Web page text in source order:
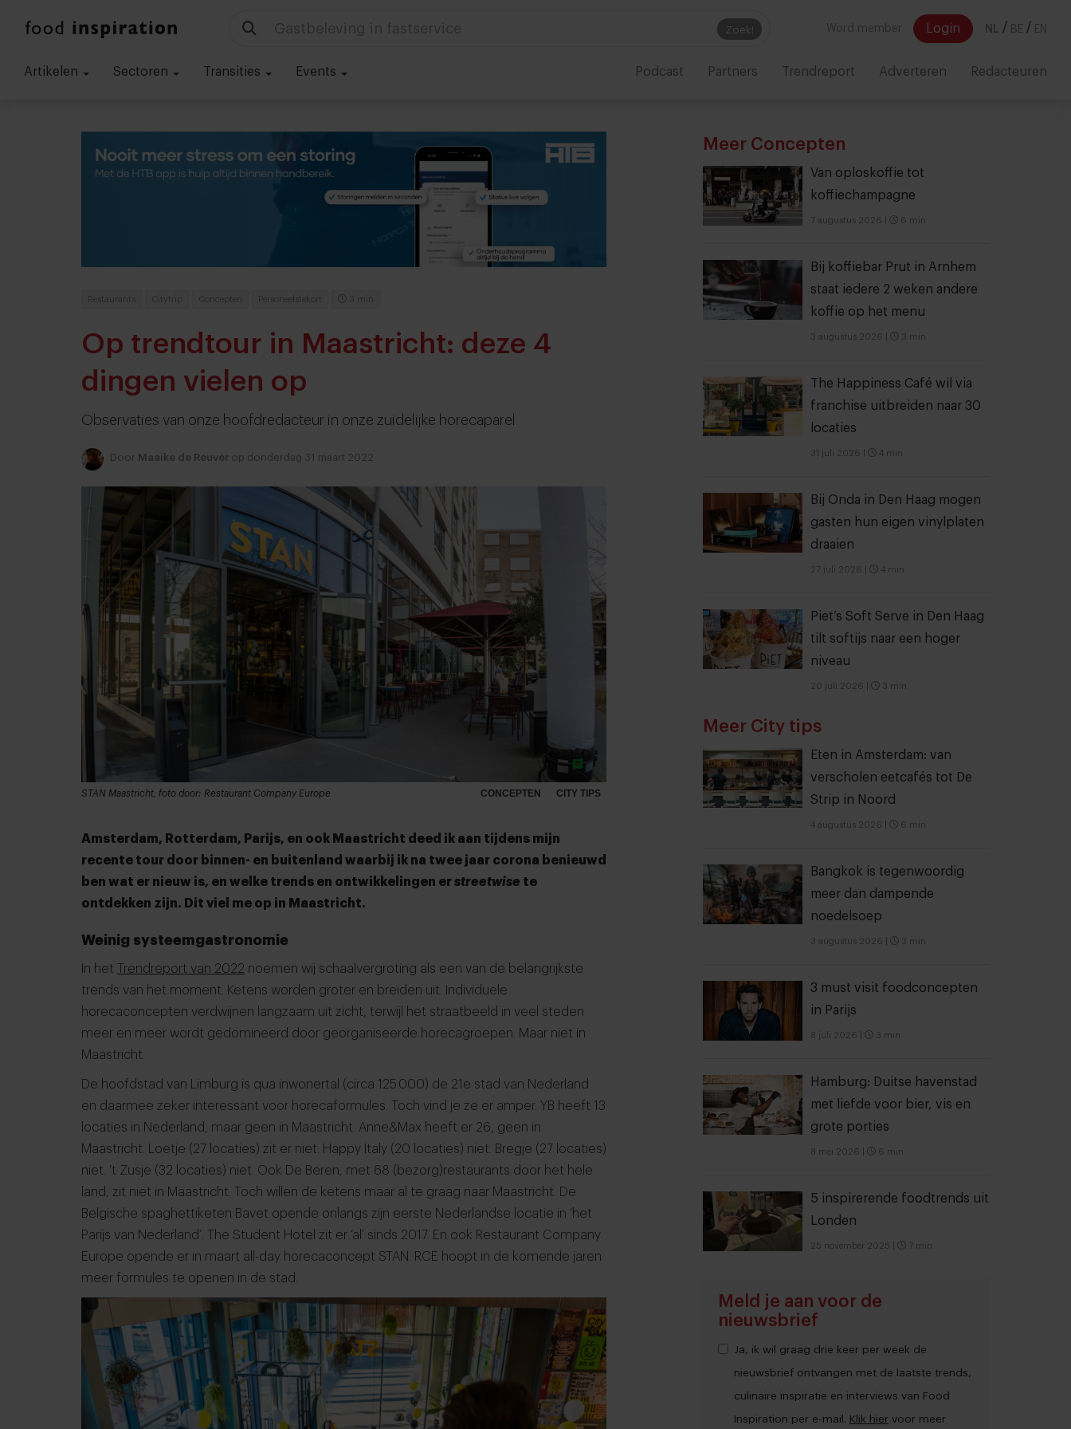
Zoek!
Technologie in foodservice Word member Login NL / BE / EN
Artikelen Sectoren Transities Events Podcast Partners Trendreport Adverteren Redacteuren
Restaurants Citytrip Concepten Personeelstekort 3 min
Op trendtour in Maastricht: deze 4
dingen vielen op
Observaties van onze hoofdredacteur in onze zuidelijke horecaparel
Door Maaike de Reuver op donderdag 31 maart 2022
CONCEPTEN CITY TIPS
STAN Maastricht, foto door: Restaurant Company Europe
Amsterdam, Rotterdam, Parijs, en ook Maastricht deed ik aan tijdens mijn
recente tour door binnen- en buitenland waarbij ik na twee jaar corona benieuwd
ben wat er nieuw is, en welke trends en ontwikkelingen erstreetwise te
ontdekken zijn. Dit viel me op in Maastricht.
Weinig systeemgastronomie
In het Trendreport van 2022 noemen wij schaalvergroting als een van de belangrijkste
trends van het moment. Ketens worden groter en breiden uit. Individuele
horecaconcepten verdwijnen langzaam uit zicht, terwijl het straatbeeld in veel steden
meer en meer wordt gedomineerd door georganiseerde horecagroepen. Maar niet in
Maastricht.
De hoofdstad van Limburg is qua inwonertal (circa 125.000) de 21e stad van Nederland
en daarmee zeker interessant voor horecaformules. Toch vind je ze er amper. YB heeft 13
locaties in Nederland, maar geen in Maastricht. Anne&Max heeft er 26, geen in
Maastricht. Loetje (27 locaties) zit er niet. Happy Italy (20 locaties) niet. Bregje (27 locaties)
niet. ‘t Zusje (32 locaties) niet. Ook De Beren, met 68 (bezorg)restaurants door het hele
land, zit niet in Maastricht. Toch willen de ketens maar al te graag naar Maastricht. De
Belgische spaghettiketen Bavet opende onlangs zijn eerste Nederlandse locatie in ‘het
Parijs van Nederland’. The Student Hotel zit er ‘al’ sinds 2017. En ook Restaurant Company
Europe opende er in maart all-day horecaconcept STAN. RCE hoopt in de komende jaren
meer formules te openen in de stad.
Meer Concepten
Van oploskoffie tot
koffiechampagne
7 augustus 2026 6 min
Bij koffiebar Prut in Arnhem
staat iedere 2 weken andere
koffie op het menu
3 augustus 2026 3 min
The Happiness Café wil via
franchise uitbreiden naar 30
locaties
31 juli 2026 4 min
Bij Onda in Den Haag mogen
gasten hun eigen vinylplaten
draaien
27 juli 2026 4 min
Piet’s Soft Serve in Den Haag
tilt softijs naar een hoger
niveau
20 juli 2026 3 min
Meer City tips
Eten in Amsterdam: van
verscholen eetcafés tot De
Strip in Noord
4 augustus 2026 6 min
Bangkok is tegenwoordig
meer dan dampende
noedelsoep
3 augustus 2026 3 min
3 must visit foodconcepten
in Parijs
8 juli 2026 3 min
Hamburg: Duitse havenstad
met liefde voor bier, vis en
grote porties
8 mei 2026 6 min
5 inspirerende foodtrends uit
Londen
25 november 2025 7 min
Meld je aan voor de
nieuwsbrief
Ja, ik wil graag drie keer per week de
nieuwsbrief ontvangen met de laatste trends,
culinaire inspiratie en interviews van Food
Inspiration per e-mail. Klik hier voor meer